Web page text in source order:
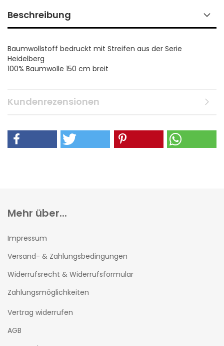
Beschreibung
Baumwollstoff bedruckt mit Streifen aus der Serie
Heidelberg
100% Baumwolle 150 cm breit
Kundenrezensionen
Mehr über...
Impressum
Versand- & Zahlungsbedingungen
Widerrufsrecht & Widerrufsformular
Zahlungsmöglichkeiten
Vertrag widerrufen
AGB